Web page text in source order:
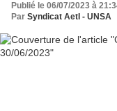
Publié le 06/07/2023 à
Par Syndicat AetI - UNSA